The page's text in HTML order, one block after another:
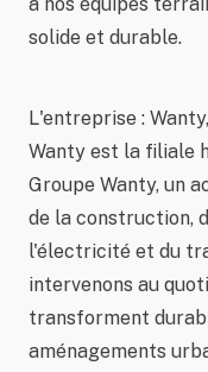
solide et durable.
L'entreprise :
Wanty est la filiale
Groupe Wanty, un
de la construction,
l'électricité et du
intervenons au
transforment
aménagements